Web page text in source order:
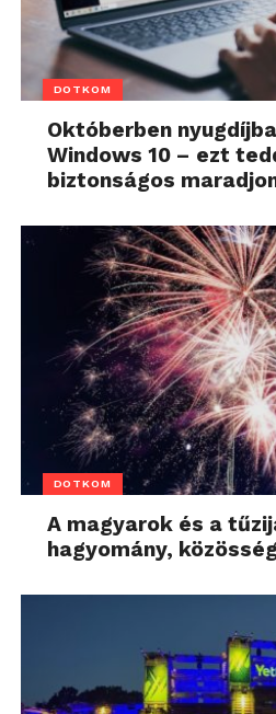
DOTKOM
Októberben
Windows 10 – ezt
biztonságos
DOTKOM
A magyarok és a
hagyomány,